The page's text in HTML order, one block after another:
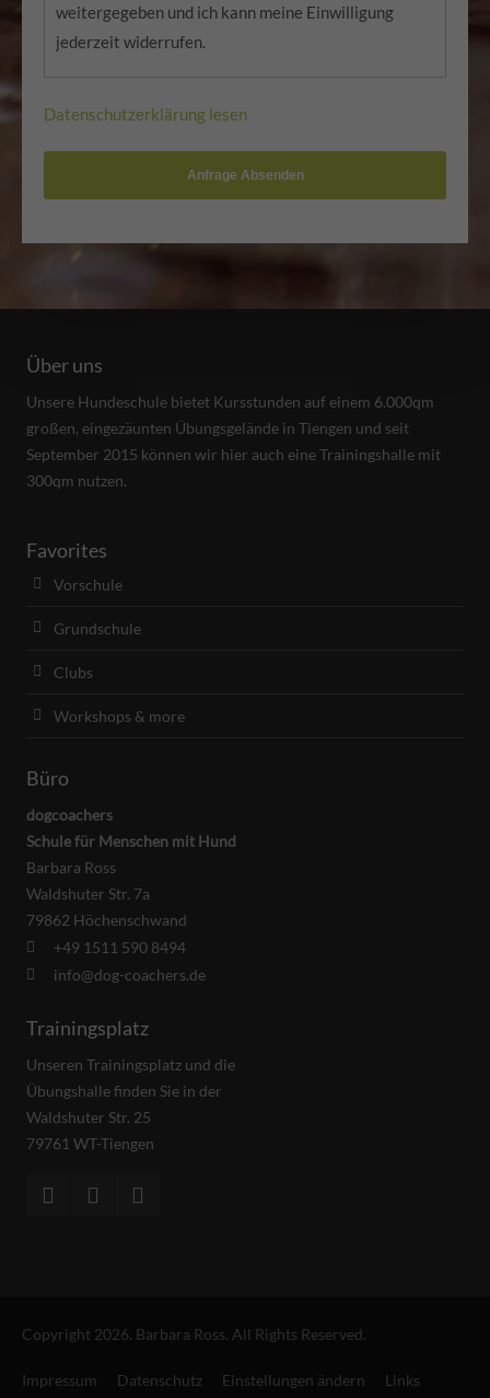
weitergegeben und ich kann meine Einwilligung
jederzeit widerrufen.
Datenschutzerklärung lesen
Anfrage Absenden
Über uns
Unsere Hundeschule bietet Kursstunden auf einem 6.000qm
großen, eingezäunten Übungsgelände in Tiengen und seit
September 2015 können wir hier auch eine Trainingshalle mit
300qm nutzen.
Favorites
Vorschule
Grundschule
Clubs
Workshops & more
Büro
dogcoachers
Schule für Menschen mit Hund
Barbara Ross
Waldshuter Str. 7a
79862 Höchenschwand
+49 1511 590 8494
info@dog-coachers.de
Trainingsplatz
Unseren Trainingsplatz und die
Übungshalle finden Sie in der
Waldshuter Str. 25
79761 WT-Tiengen
Copyright 2026. Barbara Ross. All Rights Reserved.
Impressum Datenschutz Einstellungen ändern Links